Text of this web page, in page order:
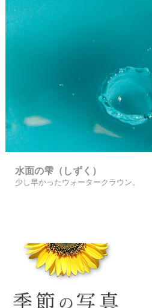
水面の雫（しずく）
少し早かったウォータークラウン。